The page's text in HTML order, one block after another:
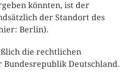
könnten, ist der
der Standort des
Berlin).
die rechtlichen
Bundesrepublik Deutschland.